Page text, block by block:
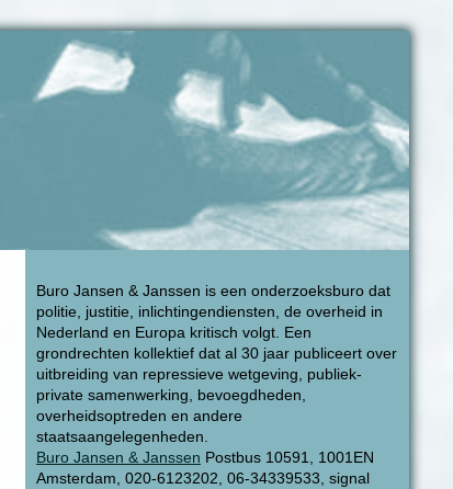
Buro Jansen & Janssen is een onderzoeksburo dat
politie, justitie, inlichtingendiensten, de overheid in
Nederland en Europa kritisch volgt. Een
grondrechten kollektief dat al 30 jaar publiceert over
uitbreiding van repressieve wetgeving, publiek-
private samenwerking, bevoegdheden,
overheidsoptreden en andere
staatsaangelegenheden.
Buro Jansen & Janssen Postbus 10591, 1001EN
Amsterdam, 020-6123202, 06-34339533, signal